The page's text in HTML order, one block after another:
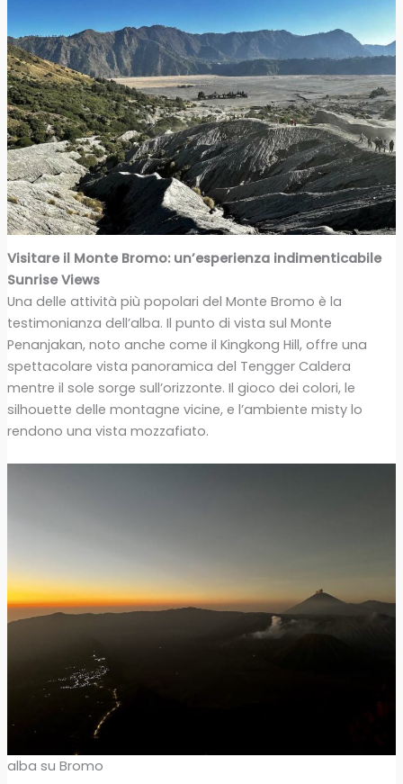
Visitare il Monte Bromo: un’esperienza indimenticabile
Sunrise Views
Una delle attività più popolari del Monte Bromo è la
testimonianza dell’alba. Il punto di vista sul Monte
Penanjakan, noto anche come il Kingkong Hill, offre una
spettacolare vista panoramica del Tengger Caldera
mentre il sole sorge sull’orizzonte. Il gioco dei colori, le
silhouette delle montagne vicine, e l’ambiente misty lo
rendono una vista mozzafiato.
alba su Bromo